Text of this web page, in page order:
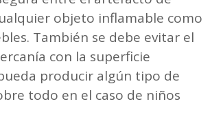
objeto inflamable como
También se debe evitar el
con la superficie
producir algún tipo de
todo en el caso de niños